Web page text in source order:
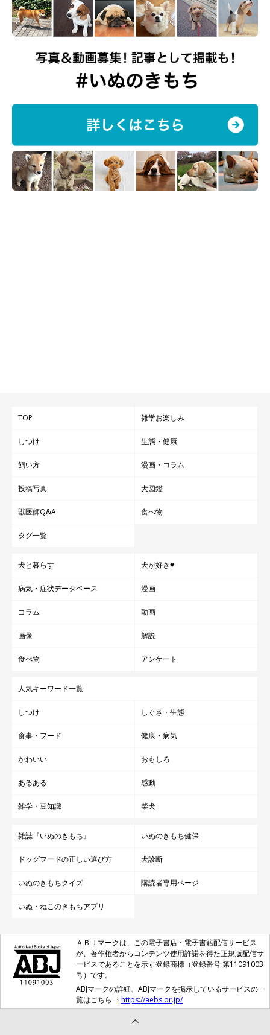
TOP 雑学お楽しみ
しつけ 生態・健康
飼い方 漫画・コラム
投稿写真 犬図鑑
獣医師Q&A 食べ物
タグ一覧
犬と暮らす 犬が好き♥
病気・症状データベース 漫画
コラム 動画
画像 解説
食べ物 アンケート
人気キーワード一覧
しつけ しぐさ・生態
食事・フード 健康・病気
かわいい おもしろ
あるある 感動
雑学・豆知識 柴犬
雑誌『いぬのきもち』 いぬのきもち健保
ドッグフードの正しい選び方 犬診断
いぬのきもちクイズ 購読者専用ページ
いぬ・ねこのきもちアプリ
ＡＢＪマークは、この電子書店・電子書籍配信サービス
が、著作権者からコンテンツ使用許諾を得た正規版配信サ
ービスであることを示す登録商標（登録番号 第11091003
号）です。
ABJマークの詳細、ABJマークを掲示しているサービスの一
覧はこちら→ https://aebs.or.jp/